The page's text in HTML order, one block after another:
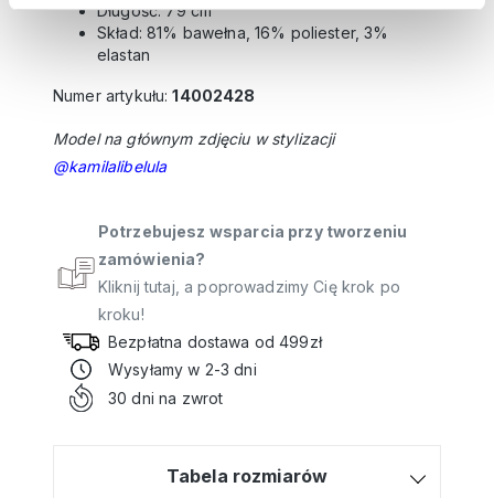
Długość: 79 cm
Skład: 81% bawełna, 16% poliester, 3%
elastan
Numer artykułu:14002428
Model na głównym zdjęciu w stylizacji
@kamilalibelula
Potrzebujesz wsparcia przy tworzeniu
zamówienia?
Kliknij tutaj, a poprowadzimy Cię krok po
kroku!
Bezpłatna dostawa od 499zł
Wysyłamy w 2-3 dni
30 dni na zwrot
Tabela rozmiarów